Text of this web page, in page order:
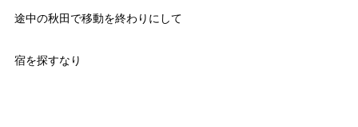
途中の秋田で移動を終わりにして
宿を探すなり